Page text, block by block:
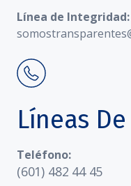
Línea de Integridad:
Líneas
Teléfono:
(601) 482 44 45